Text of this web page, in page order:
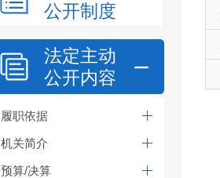
公开制度
法定主动
公开内容
履职依据
机关简介
预算/决算